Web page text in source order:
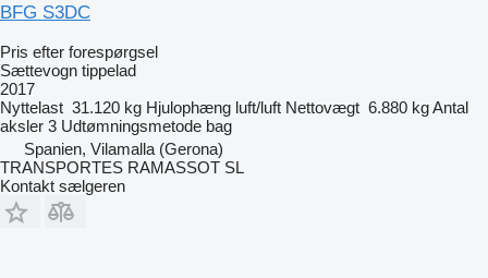
BFG S3DC
Pris efter forespørgsel
Sættevogn tippelad
2017
Nyttelast 31.120 kg Hjulophæng luft/luft Nettovægt 6.880 kgAntal
aksler 3 Udtømningsmetode bag
Spanien, Vilamalla (Gerona)
TRANSPORTES RAMASSOT SL
Kontakt sælgeren